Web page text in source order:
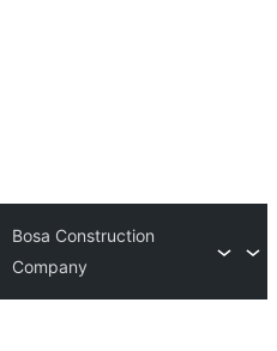
Bosa Construction
Company